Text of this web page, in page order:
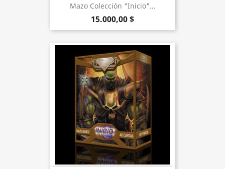
Mazo Colección "Inicio"...
15.000,00 $